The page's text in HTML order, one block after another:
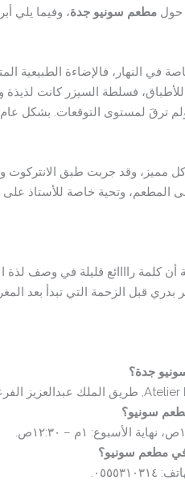
حولمطعم سونيو جدة، وفيما يلي
في النهار، فالإضاءة الطبيعية
ترقَ لمستوى التوقعات. بشكل عام،
مميز، وقد جربت طبق
أن كلمة راااائع قليلة في وصف
قبل الزحمة التي تبدأ بعد
جدة؟
سونيو؟
مطعم سونيو؟